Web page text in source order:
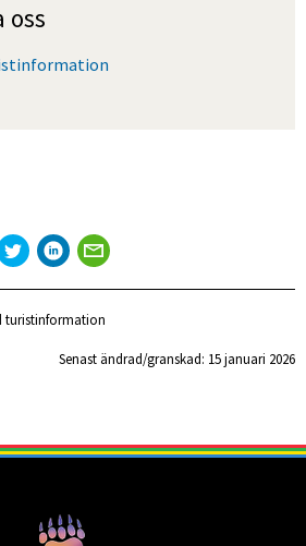
oss
turistinformation
Senast ändrad/granskad: 15 januari 2026